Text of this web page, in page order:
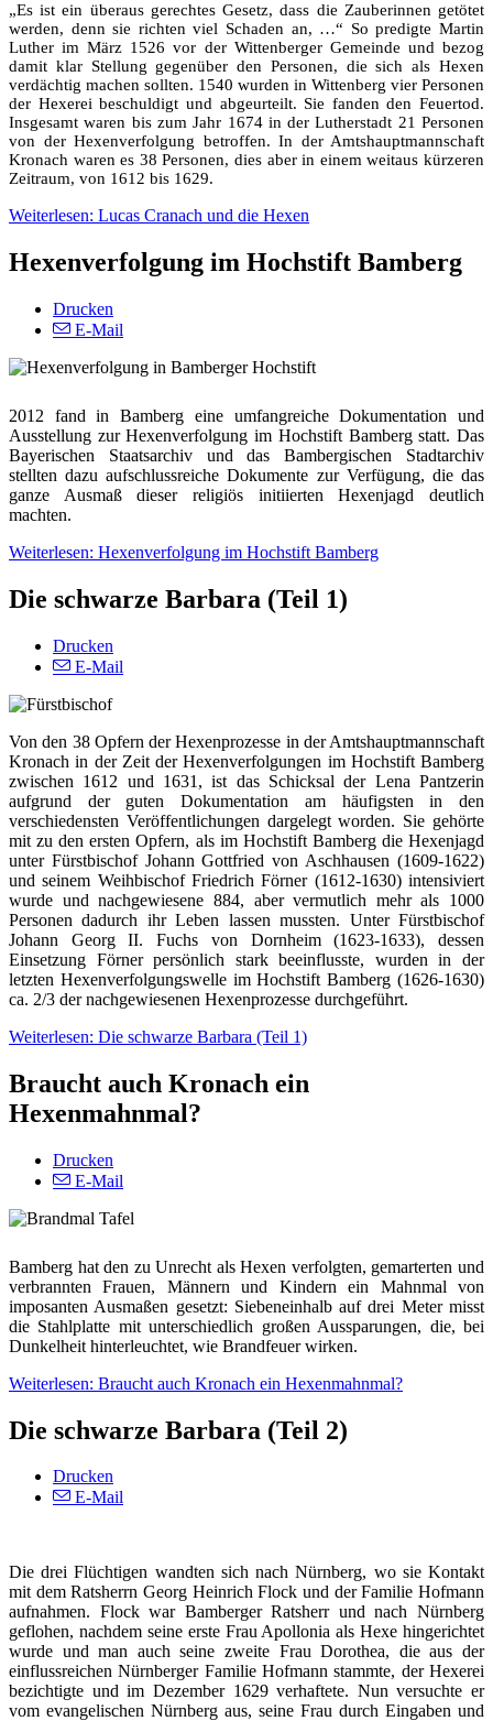
„Es ist ein überaus gerechtes Gesetz, dass die Zauberinnen getötet
werden, denn sie richten viel Schaden an, …“ So predigte Martin
Luther im März 1526 vor der Wittenberger Gemeinde und bezog
damit klar Stellung gegenüber den Personen, die sich als Hexen
verdächtig machen sollten. 1540 wurden in Wittenberg vier Personen
der Hexerei beschuldigt und abgeurteilt. Sie fanden den Feuertod.
Insgesamt waren bis zum Jahr 1674 in der Lutherstadt 21 Personen
von der Hexenverfolgung betroffen. In der Amtshauptmannschaft
Kronach waren es 38 Personen, dies aber in einem weitaus kürzeren
Zeitraum, von 1612 bis 1629.
Weiterlesen: Lucas Cranach und die Hexen
Hexenverfolgung im Hochstift Bamberg
Drucken
E-Mail
2012 fand in Bamberg eine umfangreiche Dokumentation und
Ausstellung zur Hexenverfolgung im Hochstift Bamberg statt. Das
Bayerischen Staatsarchiv und das Bambergischen Stadtarchiv
stellten dazu aufschlussreiche Dokumente zur Verfügung, die das
ganze Ausmaß dieser religiös initiierten Hexenjagd deutlich
machten.
Weiterlesen: Hexenverfolgung im Hochstift Bamberg
Die schwarze Barbara (Teil 1)
Drucken
E-Mail
Von den 38 Opfern der Hexenprozesse in der Amtshauptmannschaft
Kronach in der Zeit der Hexenverfolgungen im Hochstift Bamberg
zwischen 1612 und 1631, ist das Schicksal der Lena Pantzerin
aufgrund der guten Dokumentation am häufigsten in den
verschiedensten Veröffentlichungen dargelegt worden. Sie gehörte
mit zu den ersten Opfern, als im Hochstift Bamberg die Hexenjagd
unter Fürstbischof Johann Gottfried von Aschhausen (1609-1622)
und seinem Weihbischof Friedrich Förner (1612-1630) intensiviert
wurde und nachgewiesene 884, aber vermutlich mehr als 1000
Personen dadurch ihr Leben lassen mussten. Unter Fürstbischof
Johann Georg II. Fuchs von Dornheim (1623-1633), dessen
Einsetzung Förner persönlich stark beeinflusste, wurden in der
letzten Hexenverfolgungswelle im Hochstift Bamberg (1626-1630)
ca. 2/3 der nachgewiesenen Hexenprozesse durchgeführt.
Weiterlesen: Die schwarze Barbara (Teil 1)
Braucht auch Kronach ein
Hexenmahnmal?
Drucken
E-Mail
Bamberg hat den zu Unrecht als Hexen verfolgten, gemarterten und
verbrannten Frauen, Männern und Kindern ein Mahnmal von
imposanten Ausmaßen gesetzt: Siebeneinhalb auf drei Meter misst
die Stahlplatte mit unterschiedlich großen Aussparungen, die, bei
Dunkelheit hinterleuchtet, wie Brandfeuer wirken.
Weiterlesen: Braucht auch Kronach ein Hexenmahnmal?
Die schwarze Barbara (Teil 2)
Drucken
E-Mail
Die drei Flüchtigen wandten sich nach Nürnberg, wo sie Kontakt
mit dem Ratsherrn Georg Heinrich Flock und der Familie Hofmann
aufnahmen. Flock war Bamberger Ratsherr und nach Nürnberg
geflohen, nachdem seine erste Frau Apollonia als Hexe hingerichtet
wurde und man auch seine zweite Frau Dorothea, die aus der
einflussreichen Nürnberger Familie Hofmann stammte, der Hexerei
bezichtigte und im Dezember 1629 verhaftete. Nun versuchte er
vom evangelischen Nürnberg aus, seine Frau durch Eingaben und